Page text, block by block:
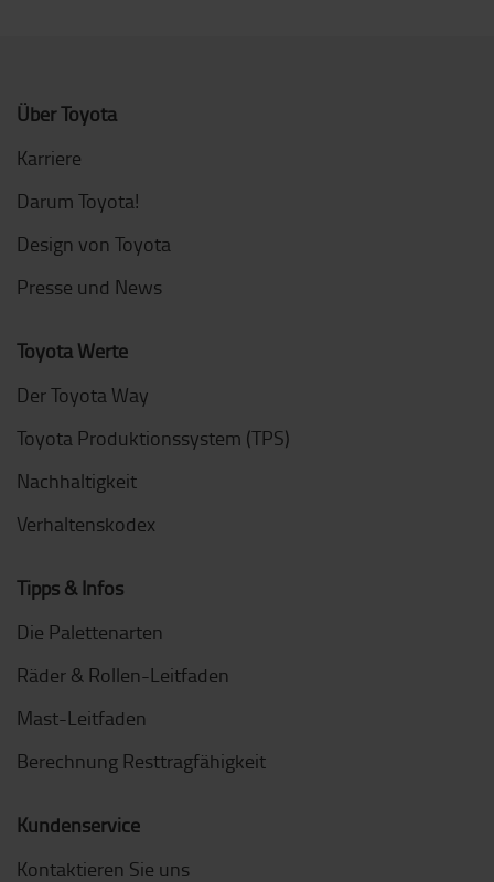
Über Toyota
Karriere
Darum Toyota!
Design von Toyota
Presse und News
Toyota Werte
Der Toyota Way
Toyota Produktionssystem (TPS)
Nachhaltigkeit
Verhaltenskodex
Tipps & Infos
Die Palettenarten
Räder & Rollen-Leitfaden
Mast-Leitfaden
Berechnung Resttragfähigkeit
Kundenservice
Kontaktieren Sie uns